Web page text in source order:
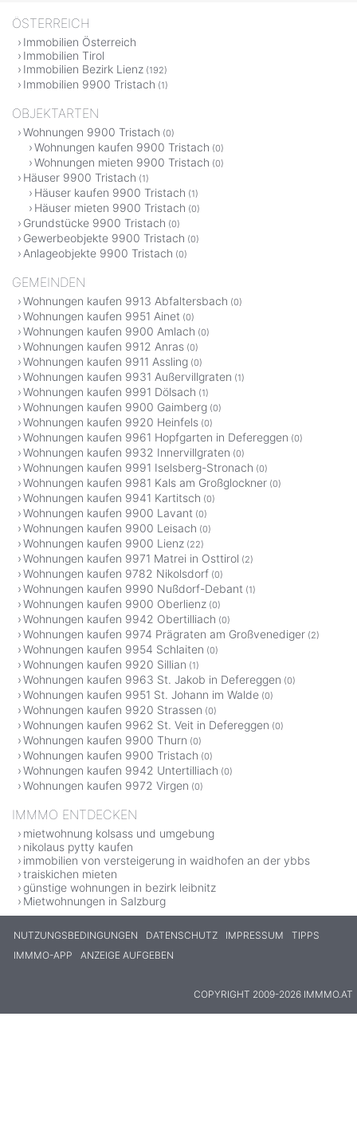
ÖSTERREICH
Immobilien Österreich
Immobilien Tirol
Immobilien Bezirk Lienz (192)
Immobilien 9900 Tristach (1)
OBJEKTARTEN
Wohnungen 9900 Tristach (0)
Wohnungen kaufen 9900 Tristach (0)
Wohnungen mieten 9900 Tristach (0)
Häuser 9900 Tristach (1)
Häuser kaufen 9900 Tristach (1)
Häuser mieten 9900 Tristach (0)
Grundstücke 9900 Tristach (0)
Gewerbeobjekte 9900 Tristach (0)
Anlageobjekte 9900 Tristach (0)
GEMEINDEN
Wohnungen kaufen 9913 Abfaltersbach (0)
Wohnungen kaufen 9951 Ainet (0)
Wohnungen kaufen 9900 Amlach (0)
Wohnungen kaufen 9912 Anras (0)
Wohnungen kaufen 9911 Assling (0)
Wohnungen kaufen 9931 Außervillgraten (1)
Wohnungen kaufen 9991 Dölsach (1)
Wohnungen kaufen 9900 Gaimberg (0)
Wohnungen kaufen 9920 Heinfels (0)
Wohnungen kaufen 9961 Hopfgarten in Defereggen (0)
Wohnungen kaufen 9932 Innervillgraten (0)
Wohnungen kaufen 9991 Iselsberg-Stronach (0)
Wohnungen kaufen 9981 Kals am Großglockner (0)
Wohnungen kaufen 9941 Kartitsch (0)
Wohnungen kaufen 9900 Lavant (0)
Wohnungen kaufen 9900 Leisach (0)
Wohnungen kaufen 9900 Lienz (22)
Wohnungen kaufen 9971 Matrei in Osttirol (2)
Wohnungen kaufen 9782 Nikolsdorf (0)
Wohnungen kaufen 9990 Nußdorf-Debant (1)
Wohnungen kaufen 9900 Oberlienz (0)
Wohnungen kaufen 9942 Obertilliach (0)
Wohnungen kaufen 9974 Prägraten am Großvenediger (2)
Wohnungen kaufen 9954 Schlaiten (0)
Wohnungen kaufen 9920 Sillian (1)
Wohnungen kaufen 9963 St. Jakob in Defereggen (0)
Wohnungen kaufen 9951 St. Johann im Walde (0)
Wohnungen kaufen 9920 Strassen (0)
Wohnungen kaufen 9962 St. Veit in Defereggen (0)
Wohnungen kaufen 9900 Thurn (0)
Wohnungen kaufen 9900 Tristach (0)
Wohnungen kaufen 9942 Untertilliach (0)
Wohnungen kaufen 9972 Virgen (0)
IMMMO ENTDECKEN
mietwohnung kolsass und umgebung
nikolaus pytty kaufen
immobilien von versteigerung in waidhofen an der ybbs
traiskichen mieten
günstige wohnungen in bezirk leibnitz
Mietwohnungen in Salzburg
NUTZUNGSBEDINGUNGEN DATENSCHUTZ IMPRESSUM
TIPPS
IMMMO-APP
ANZEIGE AUFGEBEN
COPYRIGHT 2009-2026 IMMMO.AT